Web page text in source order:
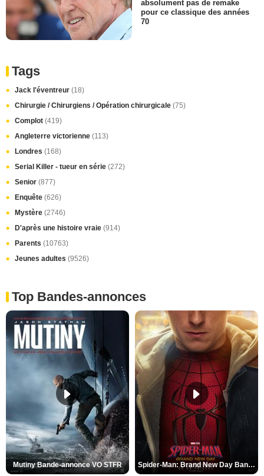
absolument pas de remake
pour ce classique des années
70
Tags
Jack l'éventreur (18)
Chirurgie / Chirurgiens / Opération chirurgicale (75)
Complot (419)
Angleterre victorienne (113)
Londres (168)
Serial Killer - tueur en série (272)
Senior (877)
Enquête (626)
Mystère (2746)
D'après une histoire vraie (914)
Parents (10763)
Jeunes adultes (9526)
Top Bandes-annonces
Mutiny Bande-annonce VO STFR Spider-Man: Brand New Day Bande-annonce VO STFR